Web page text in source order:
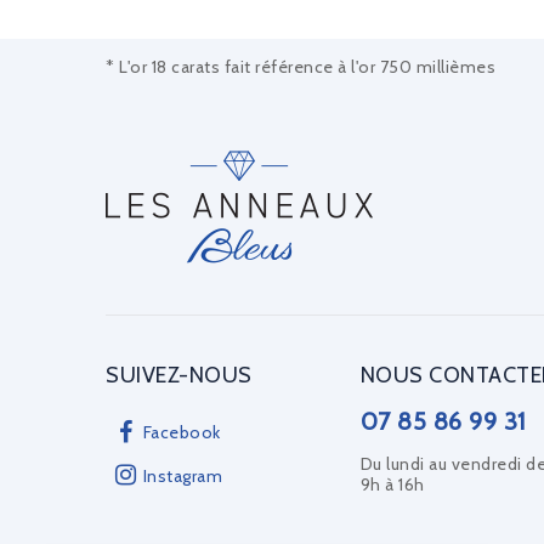
* L'or 18 carats fait référence à l'or 750 millièmes
SUIVEZ-NOUS
Facebook
Instagram
NOUS
07 85 86 99 31
Du lundi au vendredi
9h à 16h